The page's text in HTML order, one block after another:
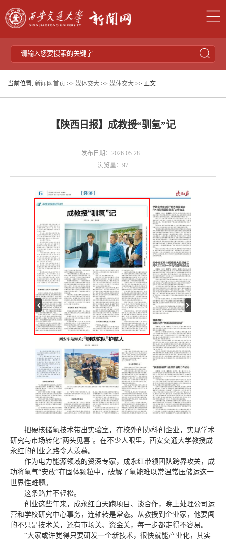
当前位置: 新闻网首页 >> 媒体交大 >> 媒体交大 >> 正文
【陕西日报】成教授“驯氢”记
发布日期：2026-05-28
浏览量： 97
把硬核储氢技术带出实验室，在校外创办科创企业，实现学术
研究与市场转化“两头见喜”。在不少人眼里，西安交通大学教授成
永红的创业之路令人羡慕。
作为电力能源领域的资深专家，成永红带领团队跨界攻关，成
功将氢气“安放”在固体颗粒中，破解了氢能难以常温常压储运这一
世界性难题。
这条路并不轻松。
创业这些年来，成永红白天跑项目、谈合作，晚上处理公司运
营和学校研究中心事务，连轴转是常态。从教授到企业家，他要闯
的不只是技术关，还有市场关、资金关，每一步都走得不容易。
“大家或许觉得只要研发一个新技术，很快就能产业化，其实